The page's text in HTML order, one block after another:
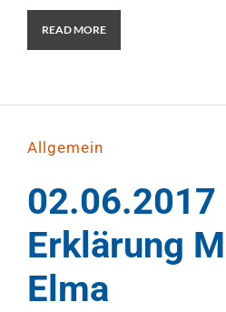
READ MORE
Allgemein
02.06.2017
Erklärung
Elma